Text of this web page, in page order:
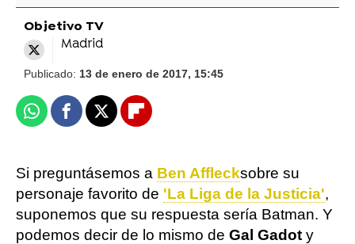
Objetivo TV
Madrid
Publicado: 13 de enero de 2017, 15:45
WhatsappFacebook
X Flipboard
Si preguntásemos a Ben Afflecksobre su
personaje favorito de 'La Liga de la Justicia',
suponemos que su respuesta sería Batman. Y
podemos decir de lo mismo de Gal Gadot y